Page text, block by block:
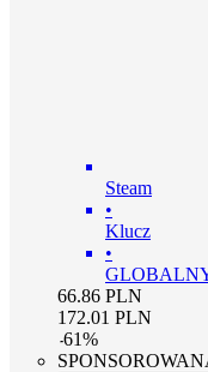
Steam
•
Klucz
•
66.86 PLN
172.01 PLN
-61%